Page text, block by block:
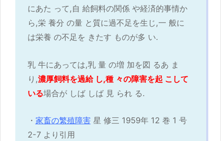
にあた って,自 給飼料の関係 や経済的事情か
ら,栄 養分 の量 と質に過不足を生じ,一 般に
は栄養 の不足を きたす ものが多 い.
乳 牛にあっては,乳 量 の増 加を図 るあ ま
り,濃厚飼料を過給 し,種 々の障害を起 こして
いる場合が しば しば 見 られ る.
・ 家畜の繁殖障害星 修三 1959年 12 巻 1 号
2-7 より引用